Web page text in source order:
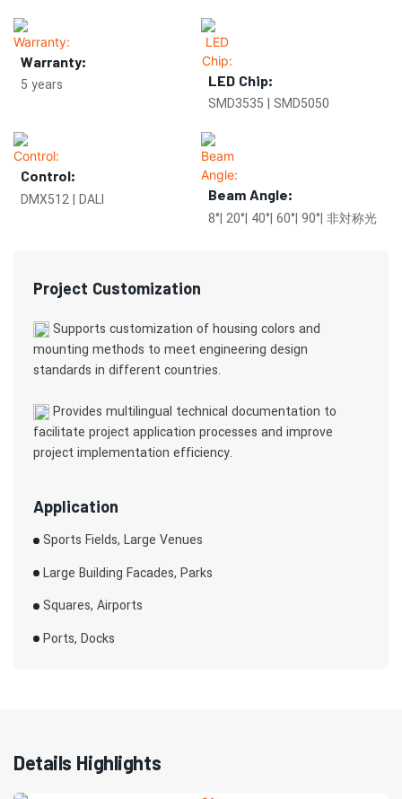
Warranty:
5 years LED Chip:
SMD3535 | SMD5050
Control:
DMX512 | DALI Beam Angle:
8°| 20°| 40°| 60°| 90°| 非対称光
Project Customization
Supports customization of housing colors and
mounting methods to meet engineering design
standards in different countries.
Provides multilingual technical documentation to
facilitate project application processes and improve
project implementation efficiency.
Application
Sports Fields, Large Venues
Large Building Facades, Parks
Squares, Airports
Ports, Docks
Details Highlights